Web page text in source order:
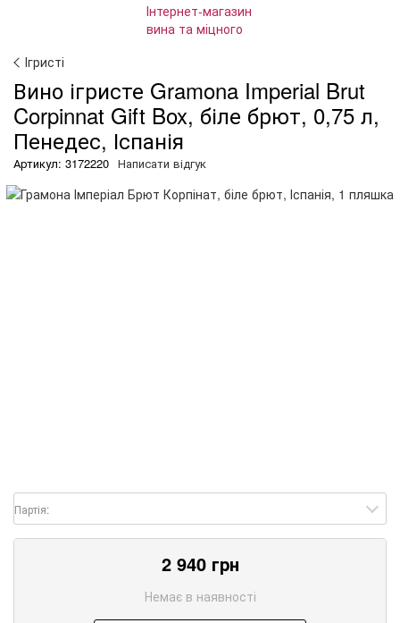
Ігристі
Вино ігристе Gramona Imperial Brut
Corpinnat Gift Box, біле брют, 0,75 л,
Пенедес, Іспанія
Артикул: 3172220 Написати відгук
Партія:
2 940 грн
Немає в наявності